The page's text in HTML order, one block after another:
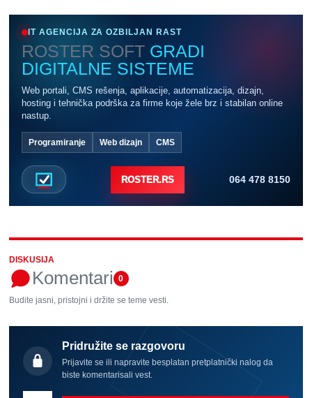
IT AGENCIJA ZA OZBILJAN RAST
ROSTER SOFT GRADI
DIGITALNE SISTEME
Web portali, CMS rešenja, aplikacije, automatizacija, dizajn,
hosting i tehnička podrška za firme koje žele brz i stabilan online
nastup.
Programiranje Web dizajn CMS
ROSTER.RS 064 478 8150
DISKUSIJA
Komentari 0
Budite jasni, pristojni i držite se teme vesti.
Pridružite se razgovoru
Prijavite se ili napravite besplatan pretplatnički nalog da
biste komentarisali vest.